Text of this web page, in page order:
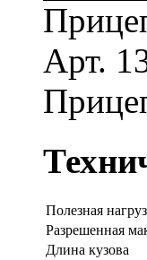
Арт.
Полезная
Разрешенная
Длина кузова